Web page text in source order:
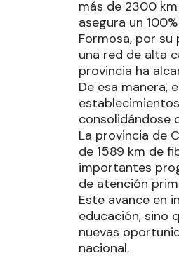
más de 2300
asegura un
Formosa, por
una red de alta
provincia ha
De esa manera,
consolidándose
La provincia de
de 1589 km de
importantes
de atención
Este avance en
educación, sino
nuevas
nacional.